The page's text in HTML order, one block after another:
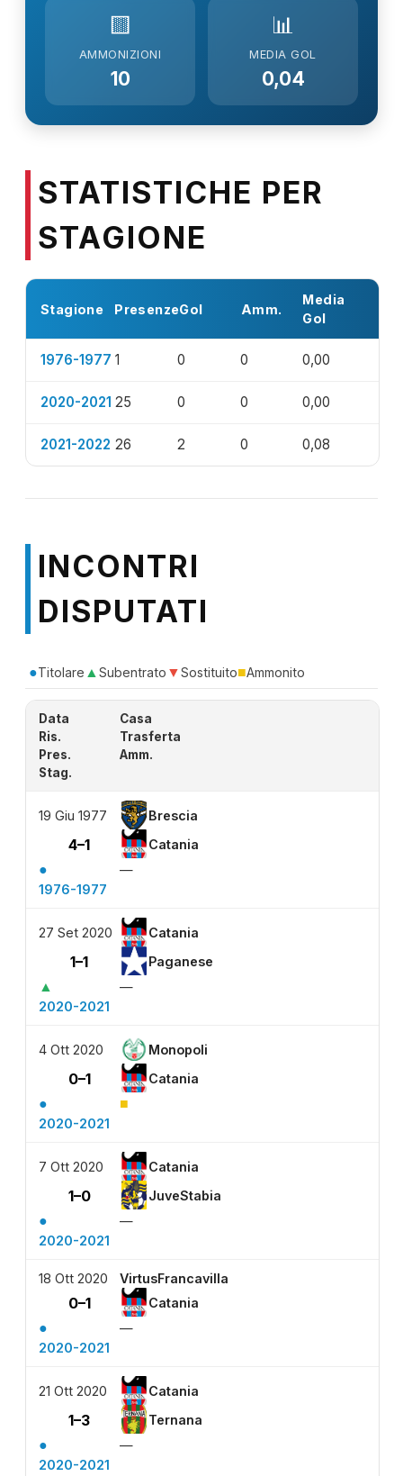
🟨
AMMONIZIONI
10
📊
MEDIA GOL
0,04
STATISTICHE PER
STAGIONE
Stagione PresenzeGol Amm.
Media
Gol
1976-1977 1 0 0 0,00
2020-2021 25 0 0 0,00
2021-2022 26 2 0 0,08
INCONTRI
DISPUTATI
●Titolare ▲Subentrato ▼Sostituito■Ammonito
Data
Casa
Ris.
Trasferta
Pres.
Amm.
Stag.
19 Giu 1977 Brescia
4–1 Catania
●
—
1976-1977
27 Set 2020 Catania
1–1 Paganese
▲
—
2020-2021
4 Ott 2020 Monopoli
0–1 Catania
● ■
2020-2021
7 Ott 2020 Catania
1–0 JuveStabia
●
—
2020-2021
18 Ott 2020 VirtusFrancavilla
0–1 Catania
●
—
2020-2021
21 Ott 2020 Catania
1–3 Ternana
●
—
2020-2021